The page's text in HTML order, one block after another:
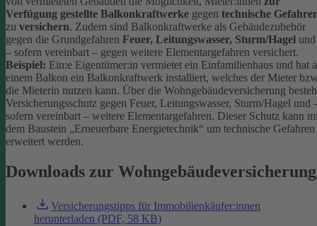
Verfügung gestellte Balkonkraftwerke gegen technische
zu versichern. Zudem sind Balkonkraftwerke als Gebäudezubehör
gegen die Grundgefahren Feuer, Leitungswasser, Sturm/Hagel und
– sofern vereinbart – gegen weitere Elementargefahren versichert.
Beispiel: Ein:e Eigentümer:in vermietet ein Einfamilienhaus und hat
einem Balkon ein Balkonkraftwerk installiert, welches der Mieter
die Mieterin nutzen kann. Über die Wohngebäudeversicherung
Versicherungsschutz gegen Feuer, Leitungswasser, Sturm/Hagel und
sofern vereinbart – weitere Elementargefahren. Dieser Schutz kann
dem Baustein „Erneuerbare Energietechnik“ um technische Gefahren
erweitert werden.
Downloads zur Wohngebäudeversicherung
Versicherungstipps für Immobilienkäufer:innen
herunterladen (PDF, 58 KB)